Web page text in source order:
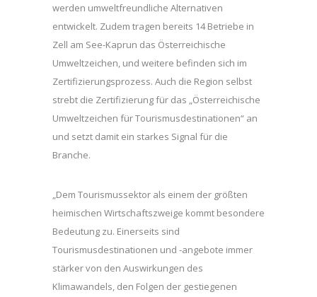
werden umweltfreundliche Alternativen
entwickelt. Zudem tragen bereits 14 Betriebe in
Zell am See-Kaprun das Österreichische
Umweltzeichen, und weitere befinden sich im
Zertifizierungsprozess. Auch die Region selbst
strebt die Zertifizierung für das „Österreichische
Umweltzeichen für Tourismusdestinationen“ an
und setzt damit ein starkes Signal für die
Branche.
„Dem Tourismussektor als einem der größten
heimischen Wirtschaftszweige kommt besondere
Bedeutung zu. Einerseits sind
Tourismusdestinationen und -angebote immer
stärker von den Auswirkungen des
Klimawandels, den Folgen der gestiegenen